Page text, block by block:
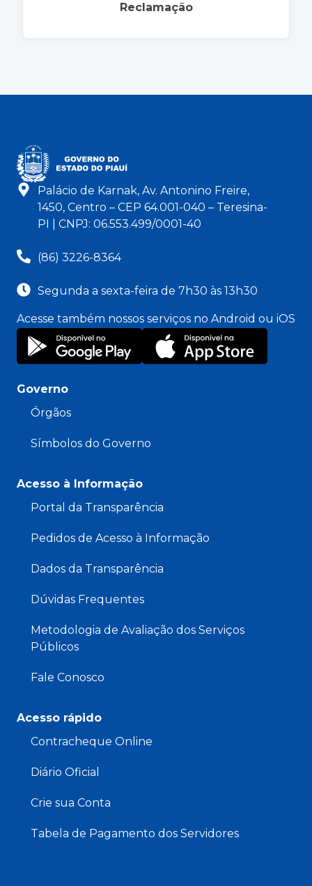
Reclamação
Palácio de Karnak, Av. Antonino Freire,
1450, Centro – CEP 64.001-040 – Teresina-
PI | CNPJ: 06.553.499/0001-40
(86) 3226-8364
Segunda a sexta-feira de 7h30 às 13h30
Acesse também nossos serviços no Android ou iOS
Governo
Órgãos
Símbolos do Governo
Acesso à Informação
Portal da Transparência
Pedidos de Acesso à Informação
Dados da Transparência
Dúvidas Frequentes
Metodologia de Avaliação dos Serviços
Públicos
Fale Conosco
Acesso rápido
Contracheque Online
Diário Oficial
Crie sua Conta
Tabela de Pagamento dos Servidores